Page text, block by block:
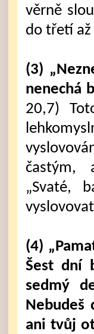
věrně
do třetí až
(3)
nenechá
20,7)
častým,
„Svaté,
(4)
Šest dní
sedmý
Nebudeš
ani tvůj